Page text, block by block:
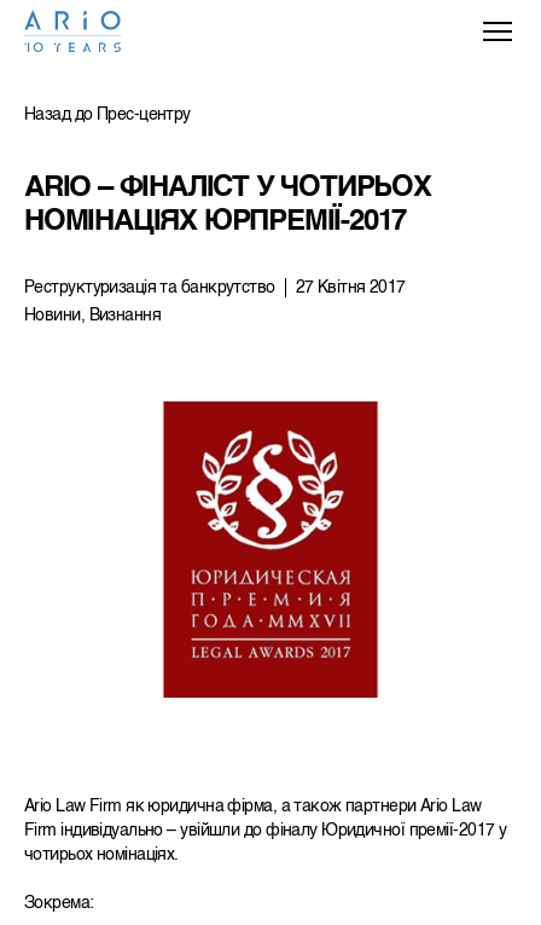
Назад до Прес-центру
ARIO – ФІНАЛІСТ У ЧОТИРЬОХ
НОМІНАЦІЯХ ЮРПРЕМІЇ-2017
Новини, Визнання
Реструктуризацiя та банкрутство 27 Квітня 2017
Ario Law Firm як юридична фірма, а також партнери Ario Law
Firm індивідуально – увійшли до фіналу Юридичної премії-2017 у
чотирьох номінаціях.
Зокрема: